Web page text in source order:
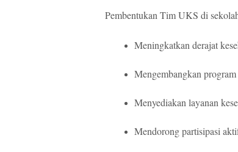
Pembentukan Tim UKS di
Meningkatkan derajat
Mengembangkan
Menyediakan layanan
Mendorong partisipasi